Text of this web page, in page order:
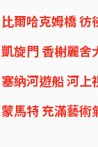
爾哈克姆橋 彷
旋門 香榭麗舍
納河遊船 河上
馬特 充滿藝術